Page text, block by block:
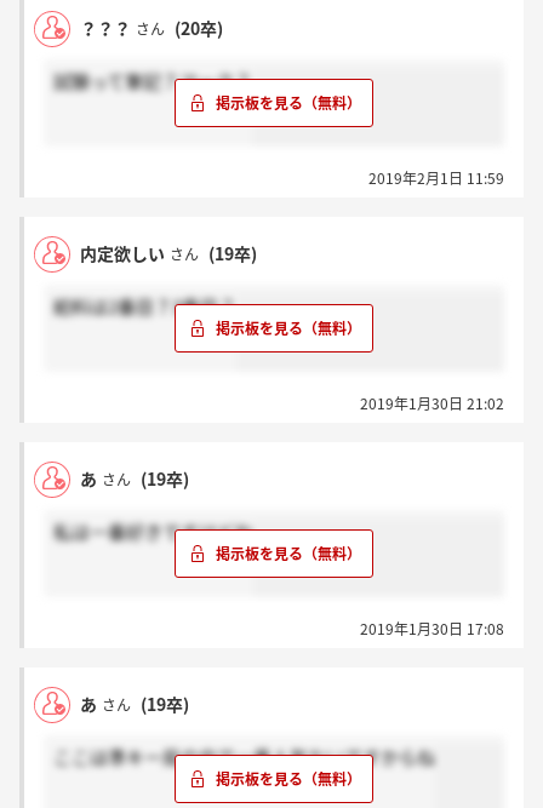
？？？ さん (20卒)
試験って筆記？マーク？
2019年2月1日 11:59
内定欲しい さん (19卒)
給料は2番目？3番目？
2019年1月30日 21:02
あ さん (19卒)
私は一番好きですけどね
2019年1月30日 17:08
あ さん (19卒)
ここは準キー局の中で一番人気ないですからね